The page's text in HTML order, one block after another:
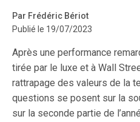
Par Frédéric Bériot
Publié le 19/07/2023
Après une performance
tirée par le luxe et à Wall
rattrapage des valeurs de la
questions se posent sur la
sur la seconde partie de